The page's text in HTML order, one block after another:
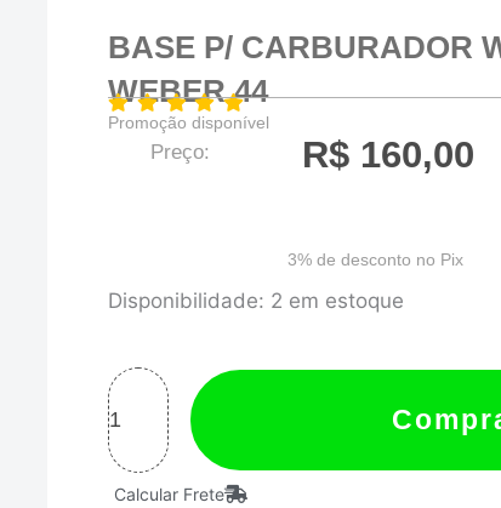
BASE P/ CARBURADOR
WEBER 44
Promoção disponível
Preço: R$ 160,00
3% de desconto no Pix
Disponibilidade: 2 em estoque
BASE
CARBURADOR
WEBER
40/
WEBER
Calcular Frete